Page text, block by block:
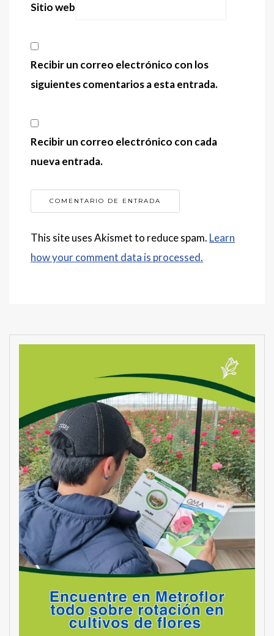
Sitio web
Recibir un correo electrónico con los
siguientes comentarios a esta entrada.
Recibir un correo electrónico con cada
nueva entrada.
This site uses Akismet to reduce spam. Learn
how your comment data is processed.